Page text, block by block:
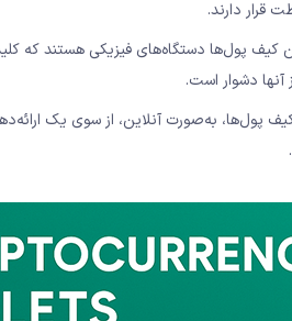
قرار دارند.
کیف پول‌ها دستگاه‌های فیزیکی هستند که
آنها دشوار است.
پول‌ها، به‌صورت آنلاین، از سوی یک